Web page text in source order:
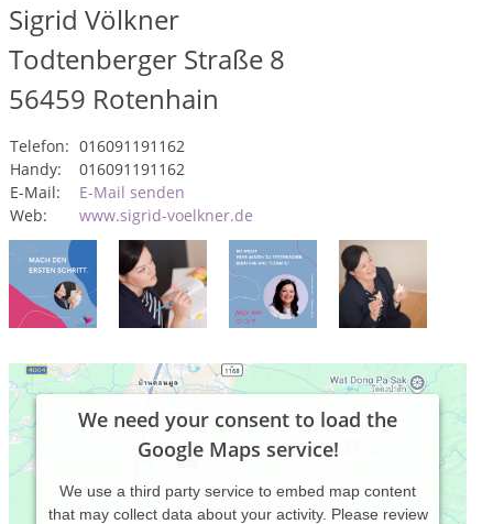
Sigrid Völkner
Todtenberger Straße 8
56459 Rotenhain
Telefon: 016091191162
Handy:
016091191162
E-Mail:
E-Mail senden
Web:
www.sigrid-voelkner.de
We need your consent to load the
Google Maps service!
We use a third party service to embed map content
that may collect data about your activity. Please review